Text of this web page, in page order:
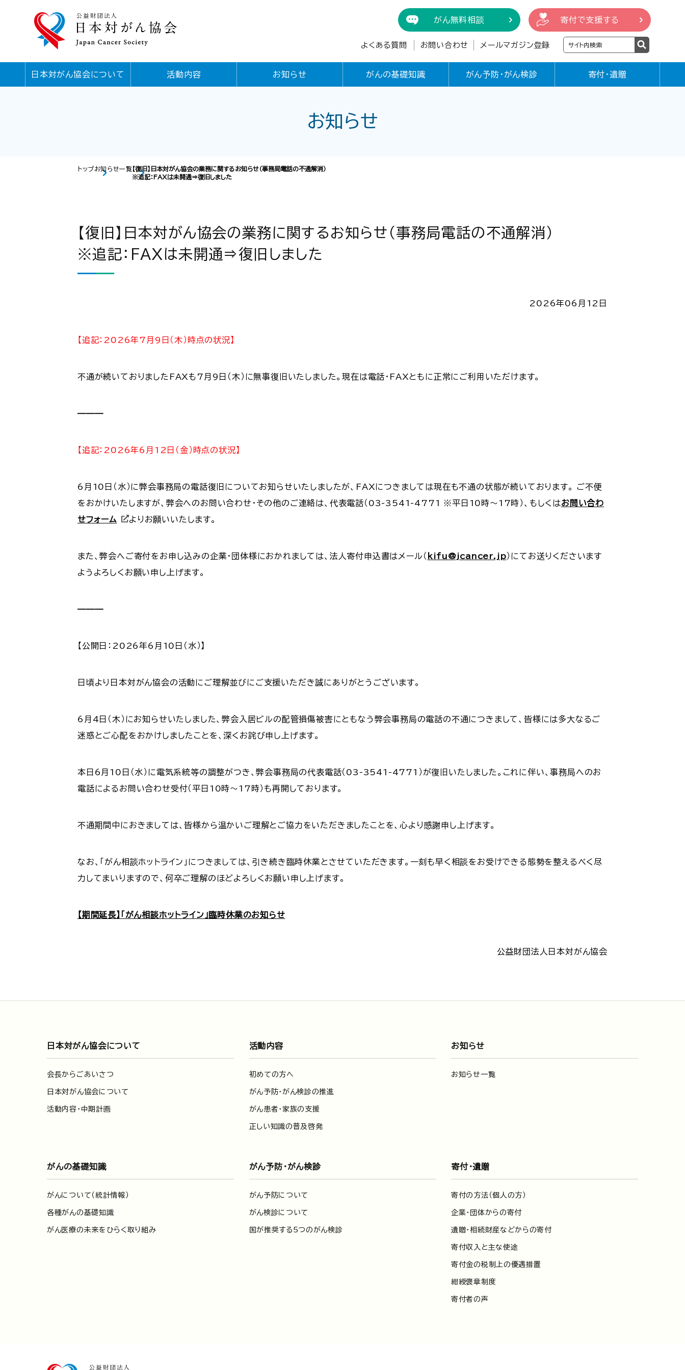
がん無料相談 寄付で支援する
よくある質問 お問い合わせ メールマガジン登録
日本対がん協会について 活動内容 お知らせ がんの基礎知識 がん予防・がん検診 寄付・遺贈
お知らせ
トップお知らせ一覧 【復旧】日本対がん協会の業務に関するお知らせ（事務局電話の不通解消）
※追記：FAXは未開通⇒復旧しました
【復旧】日本対がん協会の業務に関するお知らせ（事務局電話の不通解消）
※追記：FAXは未開通⇒復旧しました
2026年06月12日
【追記：2026年7月9日（木）時点の状況】
不通が続いておりましたFAXも7月9日（木）に無事復旧いたしました。現在は電話・FAXともに正常にご利用いただけます。
———
【追記：2026年6月12日（金）時点の状況】
6月10日（水）に弊会事務局の電話復旧についてお知らせいたしましたが、FAXにつきましては現在も不通の状態が続いております。 ご不便
をおかけいたしますが、弊会へのお問い合わせ・その他のご連絡は、代表電話（03-3541-4771 ※平日10時～17時）、もしくはお問い合わ
せフォーム
よりお願いいたします。
また、弊会へご寄付をお申し込みの企業・団体様におかれましては、法人寄付申込書はメール（ kifu@jcancer.jp）にてお送りくださいます
ようよろしくお願い申し上げます。
———
【公開日：2026年6月10日（水）】
日頃より日本対がん協会の活動にご理解並びにご支援いただき誠にありがとうございます。
6月4日（木）にお知らせいたしました、弊会入居ビルの配管損傷被害にともなう弊会事務局の電話の不通につきまして、皆様には多大なるご
迷惑とご心配をおかけしましたことを、深くお詫び申し上げます。
本日6月10日（水）に電気系統等の調整がつき、弊会事務局の代表電話（03-3541-4771）が復旧いたしました。これに伴い、事務局へのお
電話によるお問い合わせ受付（平日10時～17時）も再開しております。
不通期間中におきましては、皆様から温かいご理解とご協力をいただきましたことを、心より感謝申し上げます。
なお、「がん相談ホットライン」につきましては、引き続き臨時休業とさせていただきます。一刻も早く相談をお受けできる態勢を整えるべく尽
力してまいりますので、何卒ご理解のほどよろしくお願い申し上げます。
【期間延長】「がん相談ホットライン」臨時休業のお知らせ
公益財団法人日本対がん協会
日本対がん協会について
会長からごあいさつ
日本対がん協会について
活動内容・中期計画
活動内容
初めての方へ
がん予防・がん検診の推進
がん患者・家族の支援
正しい知識の普及啓発
お知らせ
お知らせ一覧
がんの基礎知識
がんについて（統計情報）
各種がんの基礎知識
がん医療の未来をひらく取り組み
がん予防・がん検診
がん予防について
がん検診について
国が推奨する5つのがん検診
寄付・遺贈
寄付の方法（個人の方）
企業・団体からの寄付
遺贈・相続財産などからの寄付
寄付収入と主な使途
寄付金の税制上の優遇措置
紺綬褒章制度
寄付者の声